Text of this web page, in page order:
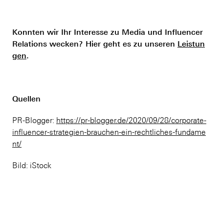
Konnten wir Ihr Interesse zu Media und Influencer
Relations wecken? Hier geht es zu unseren Leistun
gen.
Quellen
PR-Blogger: https://pr-blogger.de/2020/09/28/corporate-
influencer-strategien-brauchen-ein-rechtliches-fundame
nt/
Bild: iStock